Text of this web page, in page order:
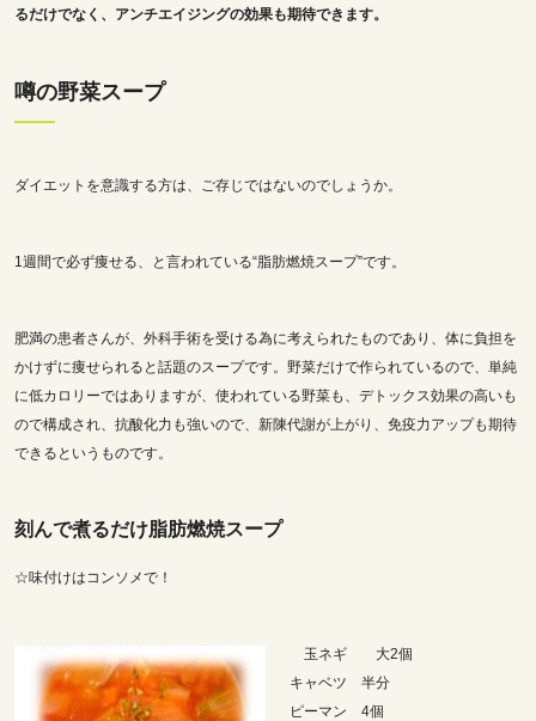
るだけでなく、アンチエイジングの効果も期待できます。
噂の野菜スープ
ダイエットを意識する方は、ご存じではないのでしょうか。
1週間で必ず痩せる、と言われている“脂肪燃焼スープ”です。
肥満の患者さんが、外科手術を受ける為に考えられたものであり、体に負担を
かけずに痩せられると話題のスープです。野菜だけで作られているので、単純
に低カロリーではありますが、使われている野菜も、デトックス効果の高いも
ので構成され、抗酸化力も強いので、新陳代謝が上がり、免疫力アップも期待
できるというものです。
刻んで煮るだけ脂肪燃焼スープ
☆味付けはコンソメで！
玉ネギ 大2個
キャベツ 半分
ピーマン 4個